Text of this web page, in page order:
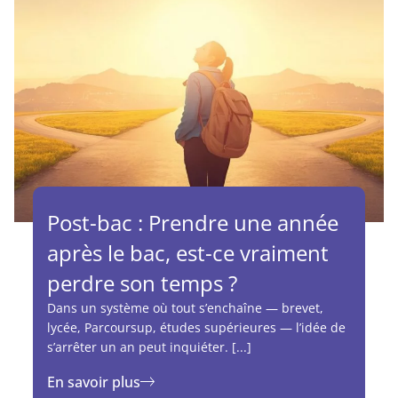
Post-bac : Prendre une année
après le bac, est-ce vraiment
perdre son temps ?
Dans un système où tout s’enchaîne — brevet,
lycée, Parcoursup, études supérieures — l’idée de
s’arrêter un an peut inquiéter. [...]
En savoir plus